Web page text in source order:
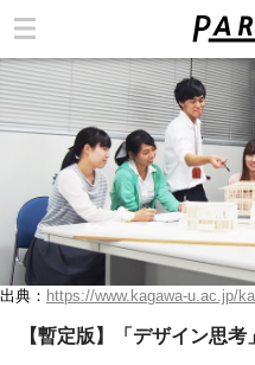
出典： https://www.kagawa-u.ac.jp/
【暫定版】「デザイン思
カテゴリ